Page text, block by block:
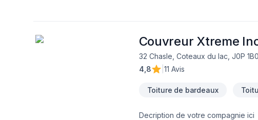
Couvreur Xtreme
32 Chasle, Coteaux du lac, J0P 1B0
4,8
11 Avis
Toiture de bardeaux
Decription de votre compagnie ici